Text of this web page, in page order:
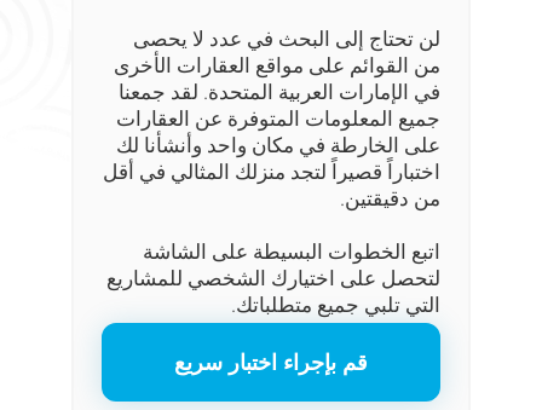
قم بإجراء اختبار سريع
لن تحتاج إلى البحث في عدد لا يحصى
من القوائم على مواقع العقارات الأخرى
في الإمارات العربية المتحدة. لقد جمعنا
جميع المعلومات المتوفرة عن العقارات
على الخارطة في مكان واحد وأنشأنا لك
اختباراً قصيراً لتجد منزلك المثالي في أقل
من دقيقتين.
اتبع الخطوات البسيطة على الشاشة
لتحصل على اختيارك الشخصي للمشاريع
التي تلبي جميع متطلباتك.